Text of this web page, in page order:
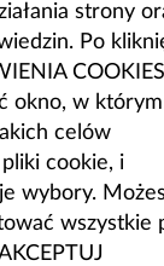
strony
Po
okno, w którym
celów
cookie, i
wybory.
wszystkie